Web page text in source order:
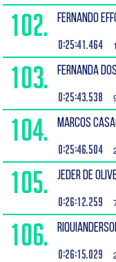
102. FERNANDO
0:25:41.464
103. FERNANDA
0:25:43.538
104. MARCOS
0:25:46.504
105. JEDER DE
0:26:12.259
106.
0:26:15.029